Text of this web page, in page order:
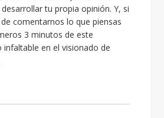
tu propia opinión. Y, si
comentarnos lo que piensas
3 minutos de este
infaltable en el visionado de